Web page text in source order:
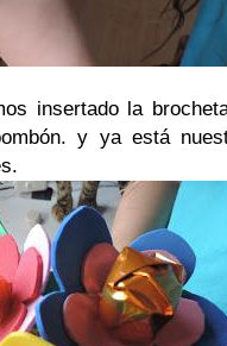
insertado la
y ya está